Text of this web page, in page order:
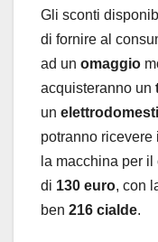
Gli sconti
di fornire al
ad un omaggio
acquisteranno un
un
potranno ricevere
la macchina per
di 130 euro, con
ben 216 cialde.